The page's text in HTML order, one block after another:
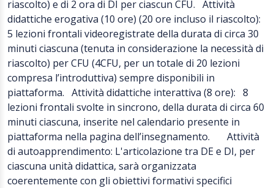
riascolto) e di 2 ora di DI per ciascun CFU. Attività
didattiche erogativa (10 ore) (20 ore incluso il riascolto):
5 lezioni frontali videoregistrate della durata di circa 30
minuti ciascuna (tenuta in considerazione la necessità di
riascolto) per CFU (4CFU, per un totale di 20 lezioni
compresa l’introduttiva) sempre disponibili in
piattaforma. Attività didattiche interattiva (8 ore): 8
lezioni frontali svolte in sincrono, della durata di circa 60
minuti ciascuna, inserite nel calendario presente in
piattaforma nella pagina dell’insegnamento. Attività
di autoapprendimento: L'articolazione tra DE e DI, per
ciascuna unità didattica, sarà organizzata
coerentemente con gli obiettivi formativi specifici